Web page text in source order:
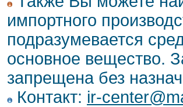
импортного
подразумевается
основное вещество.
запрещена без
Контакт: ir-